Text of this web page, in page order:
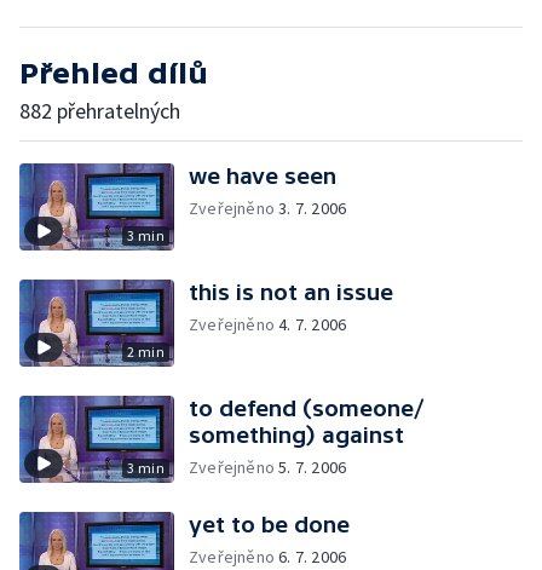
Přehled dílů
882 přehratelných
3 min
we have seen
Zveřejněno3. 7. 2006
2 min
this is not an issue
Zveřejněno4. 7. 2006
3 min
to defend (someone/
something) against
Zveřejněno5. 7. 2006
yet to be done
Zveřejněno6. 7. 2006